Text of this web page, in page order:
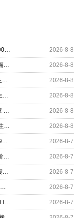
HDR600高阻尼支座生产厂家 LNR橡胶隔震支座1200厂家 建筑抗震铅芯支座厂家 2026-8-8
高阻尼橡胶隔震橡胶支座什么价格 HDR高阻尼橡胶隔震支座 HDR1200高阻尼建筑隔震支座生产厂家 2026-8-8
天然橡胶隔震支座(LNR)厂家电话 HDR减隔震支座生产厂家 LNR700支座多少钱 2026-8-8
LRB1100铅芯隔震支座什么价格 隔震支座LNR600生产厂家 HDR系列高阻尼隔震橡胶支座 2026-8-8
房屋支座厂家 HDR800高阻尼橡胶隔震支座生产厂家 LRB400铅芯支座什么价格 2026-8-8
HDR1100高阻尼橡胶支座多少钱 LNR300隔震支座生产厂家 LNR400隔震支座厂家 2026-8-8
建筑楼梯隔震支座 LRB橡胶隔震支座400(II型) HDR900高阻尼橡胶支座源头工厂 2026-8-7
建筑隔震支座HDR源头工厂 叠层橡胶减震支座什么价格 抗拔减震支座厂家 2026-8-7
水平力分散型LNR隔震支座源头工厂 圆形高阻尼隔震支座的源头工厂 HDR1300橡胶隔震支座源头工厂 2026-8-7
LNR1200橡胶支座厂家电话 高阻尼HDR隔震支座厂家电话 建筑橡胶组合隔震支座源头工厂 2026-8-7
LNR1000天然隔震支座多少钱 抗震减振支座多少钱 HDR(I)支座源头工厂 2026-8-7